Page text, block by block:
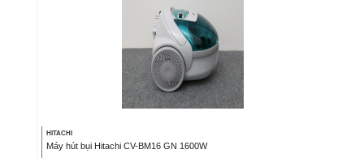
HITACHI
Máy hút bụi Hitachi CV-BM16 GN 1600W